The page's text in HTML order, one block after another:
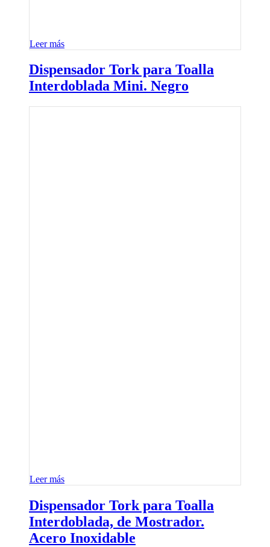
Leer más
Dispensador Tork para Toalla
Interdoblada Mini. Negro
Leer más
Dispensador Tork para Toalla
Interdoblada, de Mostrador.
Acero Inoxidable